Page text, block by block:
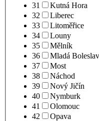
31
Kutná Hora
32
Liberec
33
Litoměřice
34
Louny
35
Mělník
36
Mladá Boleslav
37
Most
38
Náchod
39
Nový Jičín
40
Nymburk
41
Olomouc
42
Opava